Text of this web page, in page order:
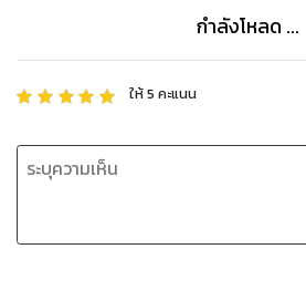
กำลังโหลด ...
ให้5 คะแนน